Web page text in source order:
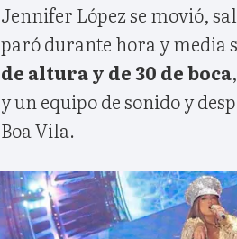
Jennifer López se movió,
paró durante hora y media
de altura y de 30 de boca
y un equipo de sonido y
Boa Vila.